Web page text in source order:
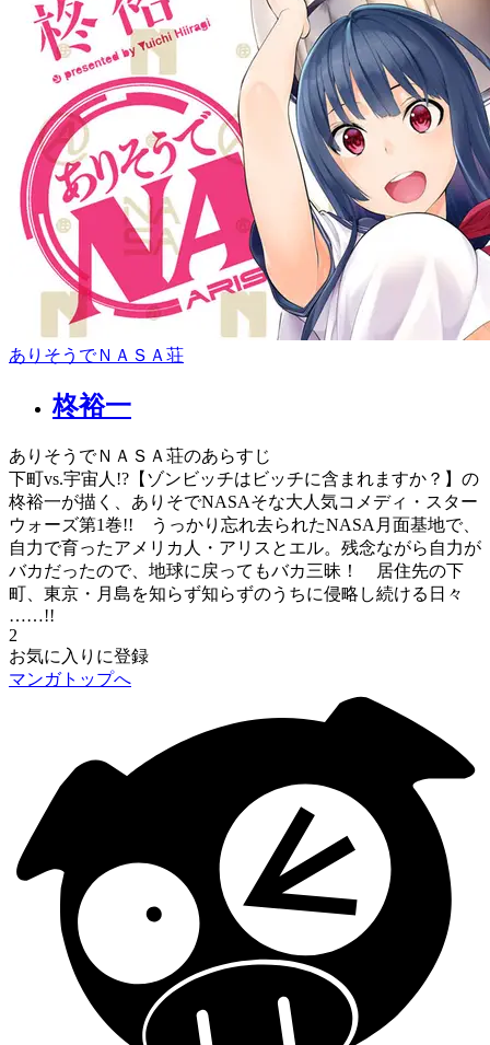
ありそうでＮＡＳＡ荘
柊裕一
ありそうでＮＡＳＡ荘のあらすじ
下町vs.宇宙人!?【ゾンビッチはビッチに含まれますか？】の
柊裕一が描く、ありそでNASAそな大人気コメディ・スター
ウォーズ第1巻!! うっかり忘れ去られたNASA月面基地で、
自力で育ったアメリカ人・アリスとエル。残念ながら自力が
バカだったので、地球に戻ってもバカ三昧！ 居住先の下
町、東京・月島を知らず知らずのうちに侵略し続ける日々
……!!
2
お気に入りに登録
マンガトップへ